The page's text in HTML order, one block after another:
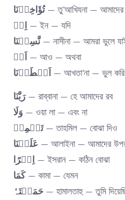
تُؤَاخِذۡنَا— তু’আখিযনা — আমাদের
اِنۡ — ইন — যদি
نَّسِیۡنَا— নাসীনা — আমরা ভুলে
اَوۡ— আও — অথবা
اَخۡطَاۡنَا— আখতা’না — ভুল করি
رَبَّنَا— রাব্বানা — হে আমাদের রব
وَلَا — ওয়া লা — এবং না
تَحۡمِلۡ— তাহমিল — বোঝা দিও
عَلَیۡنَا — আলাইনা — আমাদের
اِصۡرًا — ইসরান — কঠিন বোঝা
کَمَا— কামা — যেমন
حَمَلۡتَہٗ— হামালতাহু — তুমি